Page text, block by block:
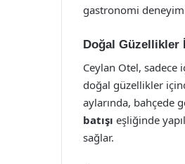
gastronomi
Doğal Güzellikler
Ceylan Otel, sadece
doğal güzellikler
aylarında, bahçede
batışı eşliğinde
sağlar.